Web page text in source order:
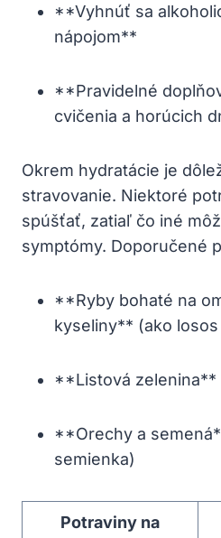
**Vyhnúť sa
nápojom**
**Pravidelné
cvičenia a horúcich⁣
Okrem hydratácie je
stravovanie. Niektoré
spúšťať, zatiaľ čo iné
symptómy. Doporučené
**Ryby ‍bohaté na
kyseliny** (ako losos
**Listová zelenina**
**Orechy a
semienka)
Potraviny na